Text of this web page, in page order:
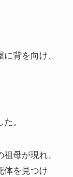
背を向け、
。
母が現れ、
体を見つけ